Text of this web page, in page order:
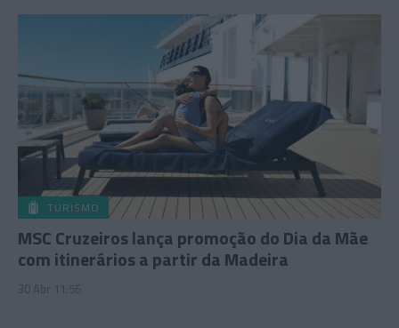
TURISMO
MSC Cruzeiros lança promoção do Dia da Mãe
com itinerários a partir da Madeira
30 Abr 11:56